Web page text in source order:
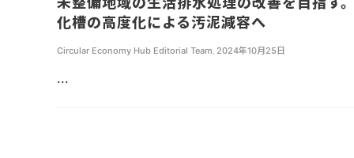
化槽の高度化による汚泥減容へ
Circular Economy Hub Editorial Team 2024年10月25日
...